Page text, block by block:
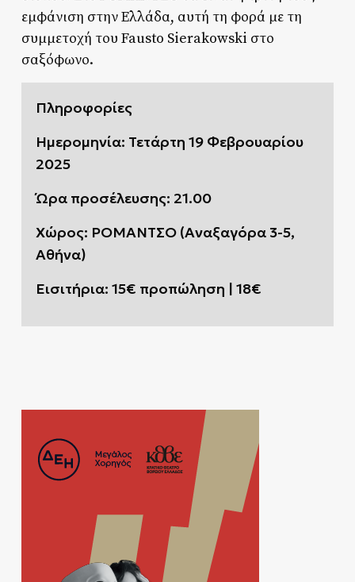
εμφάνιση στην Ελλάδα, αυτή τη φορά με τη
συμμετοχή του Fausto Sierakowski στο
σαξόφωνο.
Πληροφορίες
Ημερομηνία: Τετάρτη 19 Φεβρουαρίου
2025
Ώρα προσέλευσης: 21.00
Χώρος: ΡΟΜΑΝΤΣΟ (Αναξαγόρα 3-5,
Αθήνα)
Εισιτήρια: 15€ προπώληση | 18€